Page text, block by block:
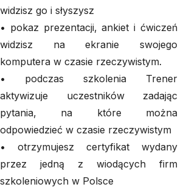
widzisz go i słyszysz
• pokaz prezentacji, ankiet i ćwiczeń
widzisz na ekranie swojego
komputera w czasie rzeczywistym.
• podczas szkolenia Trener
aktywizuje uczestników zadając
pytania, na które można
odpowiedzieć w czasie rzeczywistym
• otrzymujesz certyfikat wydany
przez jedną z wiodących firm
szkoleniowych w Polsce